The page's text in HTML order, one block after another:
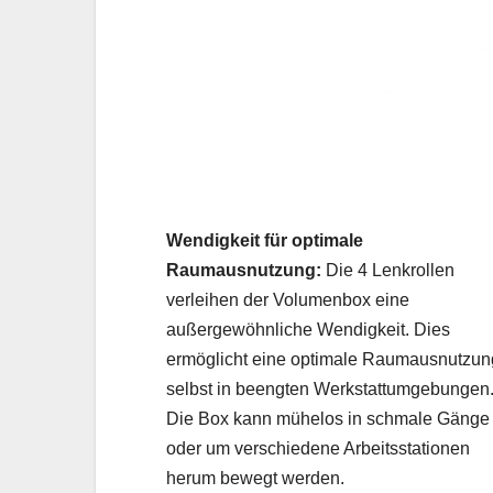
Wendigkeit für optimale
Raumausnutzung: Die 4 Lenkrollen
verleihen der Volumenbox eine
außergewöhnliche Wendigkeit. Dies
ermöglicht eine optimale
selbst in beengten Werkstattumgebungen.
Die Box kann mühelos in schmale Gänge
oder um verschiedene Arbeitsstationen
herum bewegt werden.